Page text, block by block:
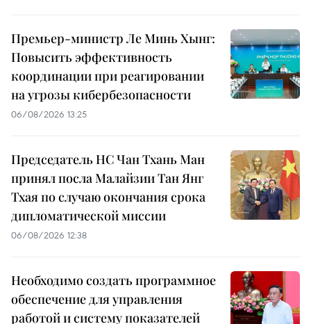
Премьер-министр Ле Минь Хынг:
Повысить эффективность
координации при реагировании
на угрозы кибербезопасности
06/08/2026 13:25
Председатель НС Чан Тхань Ман
принял посла Малайзии Тан Янг
Тхая по случаю окончания срока
дипломатической миссии
06/08/2026 12:38
Необходимо создать программное
обеспечение для управления
работой и систему показателей